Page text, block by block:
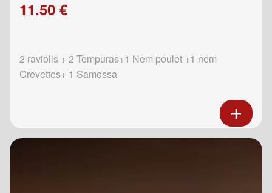
11.50 €
2 raviolis + 2 Tempuras+1 Nem poulet +1 nem
Crevettes+ 1 Samossa